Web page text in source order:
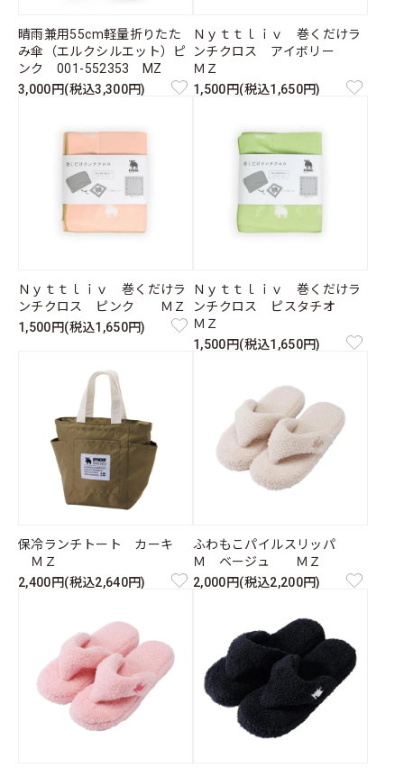
晴雨兼用55cm軽量折りたた
み傘（エルクシルエット）ピ
ンク 001-552353 MZ
3,000円(税込3,300円)
Ｎｙｔｔｌｉｖ 巻くだけラ
ンチクロス アイボリー
ＭＺ
1,500円(税込1,650円)
Ｎｙｔｔｌｉｖ 巻くだけラ
ンチクロス ピンク ＭＺ
1,500円(税込1,650円)
Ｎｙｔｔｌｉｖ 巻くだけラ
ンチクロス ピスタチオ
ＭＺ
1,500円(税込1,650円)
保冷ランチトート カーキ
ＭＺ
2,400円(税込2,640円)
ふわもこパイルスリッパ
Ｍ ベージュ ＭＺ
2,000円(税込2,200円)